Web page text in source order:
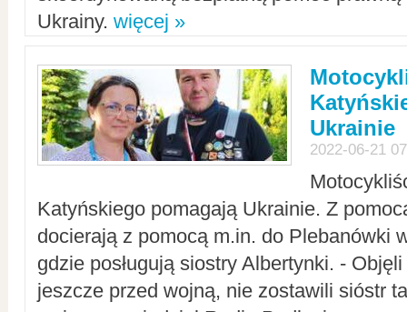
Ukrainy. więcej »
Ukrainie
2022-06-21
Katyńskiego pomagają Ukrainie. Z
docierają z pomocą m.in. do Plebanówki
gdzie posługują siostry Albertynki. -
jeszcze przed wojną, nie zostawili sióstr